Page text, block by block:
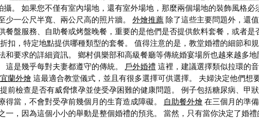
。 如果您不僅有室內場地，還有室外場地，那麼兩個場地的裝飾風格必
少一公尺半寬、兩公尺高的照片牆。 外燴推薦 除了這些主要問題外，還
盤服務、自助餐或烤盤晚餐，重要的是他們是否提供飲料套餐，或者是
扣，特定地點提供哪種類型的套餐。 值得注意的是，教堂婚禮的細節和
要求的詳細資訊。 鄉村俱樂部和高級餐廳等傳統婚宴場所也越來越多
這是幾乎每對夫妻都遵守的傳統。
戶外婚禮 這裡，建議選擇類似拉環的
宜蘭外燴 這最適合教堂儀式，並且有很多選擇可供選擇。 夫婦決定他們想
前檢查是否有威脅懷孕並使受孕困難的健康問題。 例子包括糖尿病、甲
得當，不會對受孕前幾個月的生育造成障礙。
自助餐外燴 在三個月的準
，因為這個小小的舉動是整個婚禮的預兆。 當然，只有當你決定了婚